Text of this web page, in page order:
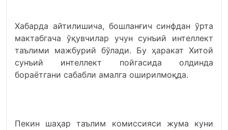
Хабарда айтилишича, бошланғич синфдан ўрта
мактабгача ўқувчилар учун сунъий интеллект
таълими мажбурий бўлади. Бу ҳаракат Хитой
сунъий интеллект пойгасида олдинда
бораётгани сабабли амалга оширилмоқда.
Пекин шаҳар таълим комиссияси жума куни